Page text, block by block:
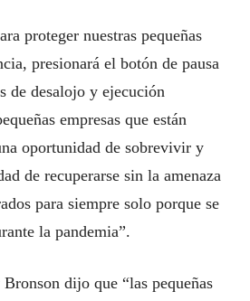
proteger nuestras pequeñas
presionará el botón de pausa
de desalojo y ejecución
empresas que están
oportunidad de sobrevivir y
de recuperarse sin la amenaza
para siempre solo porque se
la pandemia”.
dijo que “las pequeñas